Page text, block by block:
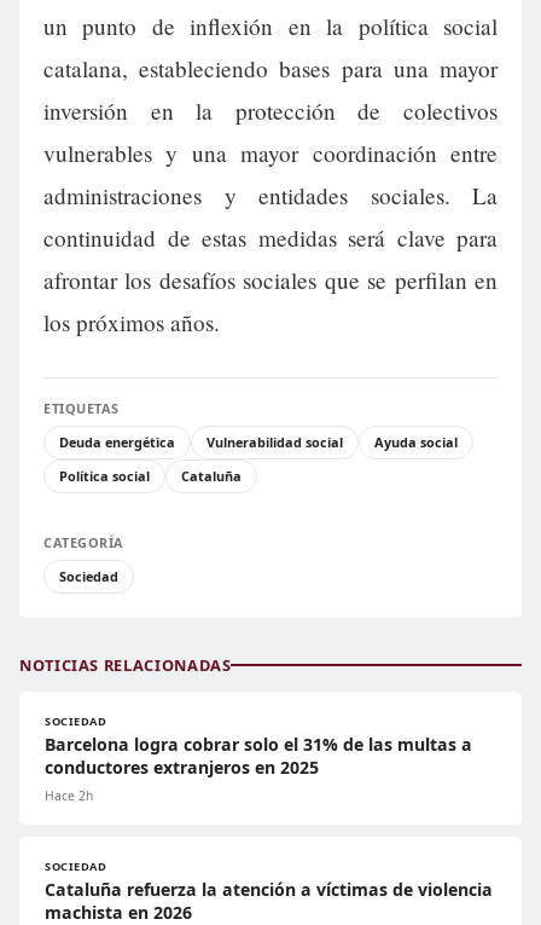
un punto de inflexión en la política social
catalana, estableciendo bases para una mayor
inversión en la protección de colectivos
vulnerables y una mayor coordinación entre
administraciones y entidades sociales. La
continuidad de estas medidas será clave para
afrontar los desafíos sociales que se perfilan en
los próximos años.
ETIQUETAS
Deuda energética
Vulnerabilidad social
Ayuda social
Política social
Cataluña
CATEGORÍA
Sociedad
NOTICIAS RELACIONADAS
SOCIEDAD
Barcelona logra cobrar solo el 31% de las multas a
conductores extranjeros en 2025
Hace 2h
SOCIEDAD
Cataluña refuerza la atención a víctimas de violencia
machista en 2026